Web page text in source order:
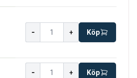
- + Köp
- + Köp